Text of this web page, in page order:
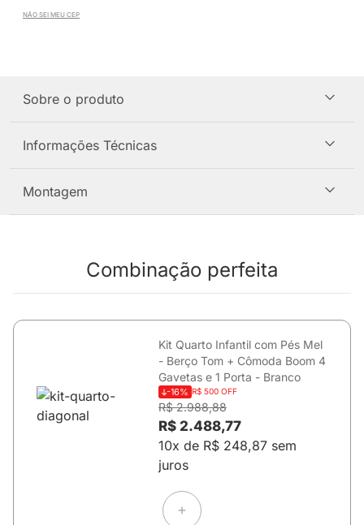
NÃO SEI MEU CEP
Sobre o produto
Informações Técnicas
Montagem
Combinação perfeita
Kit Quarto Infantil com Pés Mel
- Berço Tom + Cômoda Boom 4
Gavetas e 1 Porta - Branco
-16% R$ 500 OFF
R$ 2.988,88
R$ 2.488,77
10x de R$ 248,87 sem
juros